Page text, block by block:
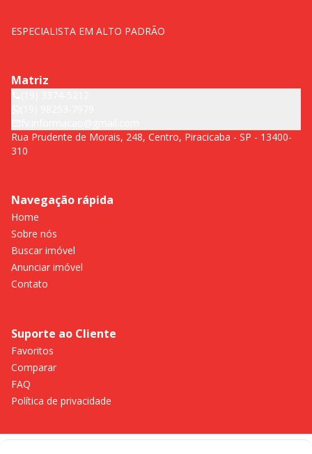
ESPECIALISTA EM ALTO PADRÃO
Matriz
Rua Prudente de Morais, 248, Centro, Piracicaba - SP - 13400-
310
Navegação rápida
Home
Sobre nós
Buscar imóvel
Anunciar imóvel
Contato
Suporte ao Cliente
Favoritos
Comparar
FAQ
Política de privacidade